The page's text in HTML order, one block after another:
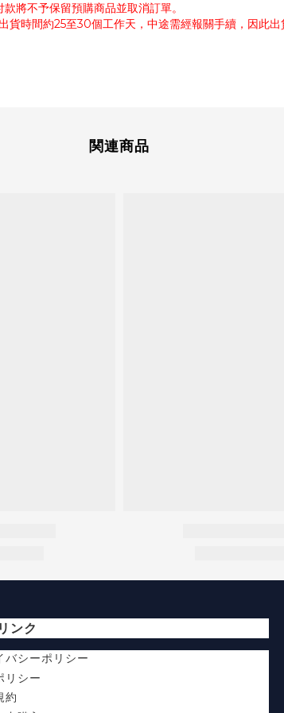
將不予保留預購商品並取消訂單。
時間約25至30個工作天，中途需經報關手續，因此
関連商品
ンク
バシーポリシー
リシー
約